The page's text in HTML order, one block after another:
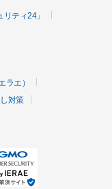
ティ24」
ラエ）
対策